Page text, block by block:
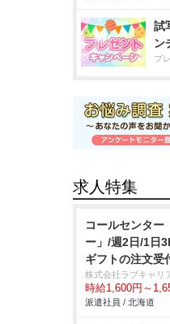
試
ン
プ
求人特集
コールセンター
ー」/週2日/1日
ギフトの注文受
株式会社ラブキャリ
時給1,600円～
派遣社員 / 北海道